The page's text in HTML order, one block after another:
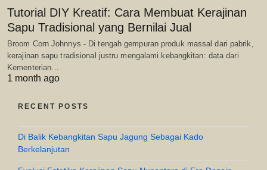
Tutorial DIY Kreatif: Cara Membuat Kerajinan
Sapu Tradisional yang Bernilai Jual
Broom Corn Johnnys - Di tengah gempuran produk massal dari pabrik,
kerajinan sapu tradisional justru mengalami kebangkitan: data dari
Kementerian…
1 month ago
RECENT POSTS
Di Balik Kebangkitan Sapu Jagung Sebagai Kado
Berkelanjutan